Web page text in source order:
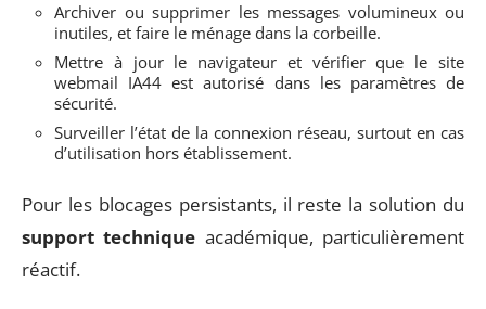
Archiver ou supprimer les messages volumineux ou
inutiles, et faire le ménage dans la corbeille.
Mettre à jour le navigateur et vérifier que le site
webmail IA44 est autorisé dans les paramètres de
sécurité.
Surveiller l’état de la connexion réseau, surtout en cas
d’utilisation hors établissement.
Pour les blocages persistants, il reste la solution du
support technique académique, particulièrement
réactif.